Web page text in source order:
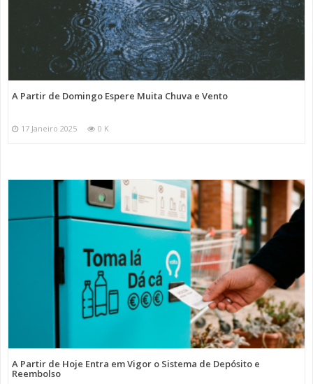
A Partir de Domingo Espere Muita Chuva e Vento
17 Janeiro 2025 0 K
A Partir de Hoje Entra em Vigor o Sistema de Depósito e
Reembolso